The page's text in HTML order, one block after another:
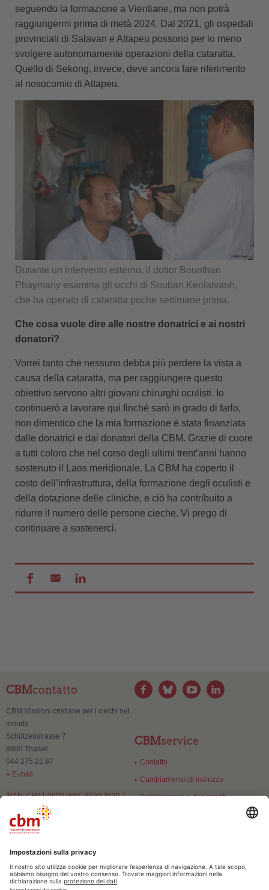
seguendo la formazione a Vientiane, ma non potrà
raggiungermi prima di metà 2024. Dal 2021, gli ospedali
provinciali di Salavan e Attapeu possono per lo meno
svolgere autonomamente operazioni della cataratta.
Quello di Sekong, invece, deve ancora fare riferimento
al nosocomio di Attapeu.
Durante un intervento esterno, il dottor Bounthan
Phaymany esamina gli occhi di Souban Keolatvanh,
che ha operato di cataratta poche settimane prima.
Che cosa vuole dire alle nostre donatrici e ai nostri
donatori?
Vorrei tanto che nessuno debba più perdere la vista a
causa della cataratta, ma per raggiungere questo
obiettivo servono altri giovani chirurghi oculisti. Io
continuerò a lavorare qui finché sarò in grado di farlo,
non dimentico che la mia formazione è stata finanziata
dalle donatrici e dai donatori della CBM. Grazie di cuore
a tutti coloro che nel corso degli ultimi trent’anni hanno
sostenuto il Laos meridionale. La CBM ha coperto il
costo dell’infrastruttura, della formazione degli oculisti e
della dotazione delle cliniche, e ciò ha contribuito a
ridurre il numero delle persone cieche. Vi prego di
continuare a sostenerci.
CBMcontatto
CBM Missioni cristiane per i ciechi nel
mondo
Schützenstrasse 7
8800 Thalwil
044 275 21 87
» E-mail
IBAN: CH41 0900 0000 8030 3030 1
Numero di esenzione:
CHE-106.084.071
CBMservice
Contatto
Cambiamento di indirizzo
Pubblicazioni e documenti